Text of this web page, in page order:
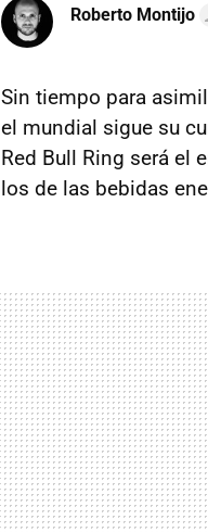
Roberto Montijo
Sin tiempo para
el mundial sigue su
Red Bull Ring será el
los de las bebidas